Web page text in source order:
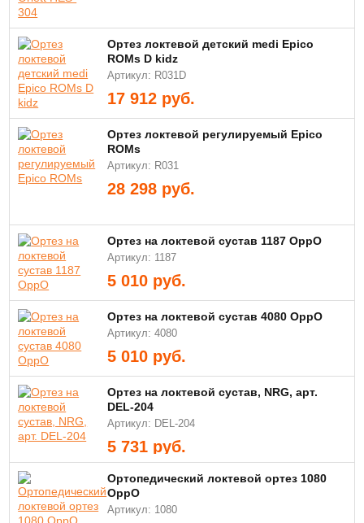
Ортез локтевой детский medi Epico
ROMs D kidz
Артикул: R031D
17 912 руб.
Ортез локтевой регулируемый Epico
ROMs
Артикул: R031
28 298 руб.
Ортез на локтевой сустав 1187 OppO
Артикул: 1187
5 010 руб.
Ортез на локтевой сустав 4080 OppO
Артикул: 4080
5 010 руб.
Ортез на локтевой сустав, NRG, арт.
DEL-204
Артикул: DEL-204
5 731 руб.
Ортопедический локтевой ортез 1080
OppO
Артикул: 1080